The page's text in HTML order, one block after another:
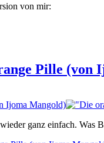
von mir:
Pille (von
Ijoma Mangold)
ganz einfach. Was